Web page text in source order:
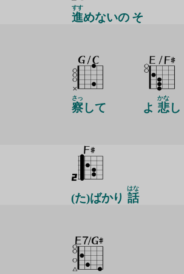
進
すす
めないの そ
察
さっ
して よ 悲
かな
し
(た)ばかり 話
はな